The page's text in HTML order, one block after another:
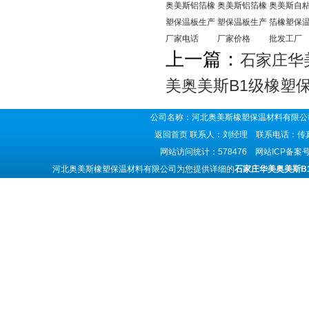
奥美斯铝箔橡
塑保温板生产
厂家电话
奥美斯铝箔橡
塑保温板生产
厂家价格
奥美斯自
箔橡塑保
批发工厂
上一篇： 石家庄华
美奥美斯B1级橡塑
公司名称：河北奥美斯橡塑保温材料有
返回首页 联系人：刘经理 联系电话：
网站访问统计：578476 网站ICP备案
河北奥美斯橡塑保温材料有限公司为您提供详细的石家庄华美奥美斯